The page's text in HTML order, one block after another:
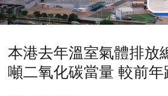
本港去年溫室氣體排放
噸二氧化碳當量 較前年